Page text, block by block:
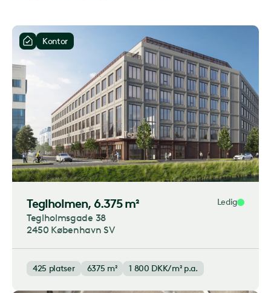
Kontor
Teglholmen, 6.375 m² Ledig
Teglholmsgade 38
2450 København SV
425 platser 6375 m² 1 800 DKK/m² p.a.